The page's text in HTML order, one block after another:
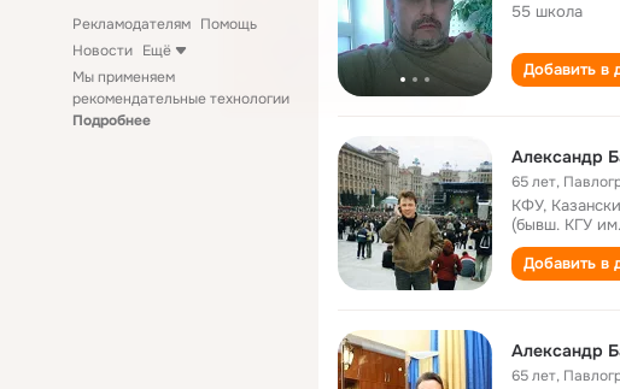
Рекламодателям Помощь
Новости Ещё
Мы применяем
рекомендательные технологии
Подробнее
55 школа
Добавить в
Александр
65 лет,
КФУ,
(бывш. КГУ
Добавить в
Александр
65 лет,